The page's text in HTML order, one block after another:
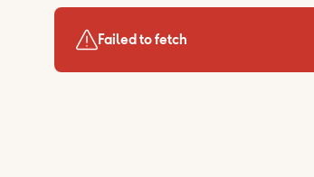
Failed to fetch